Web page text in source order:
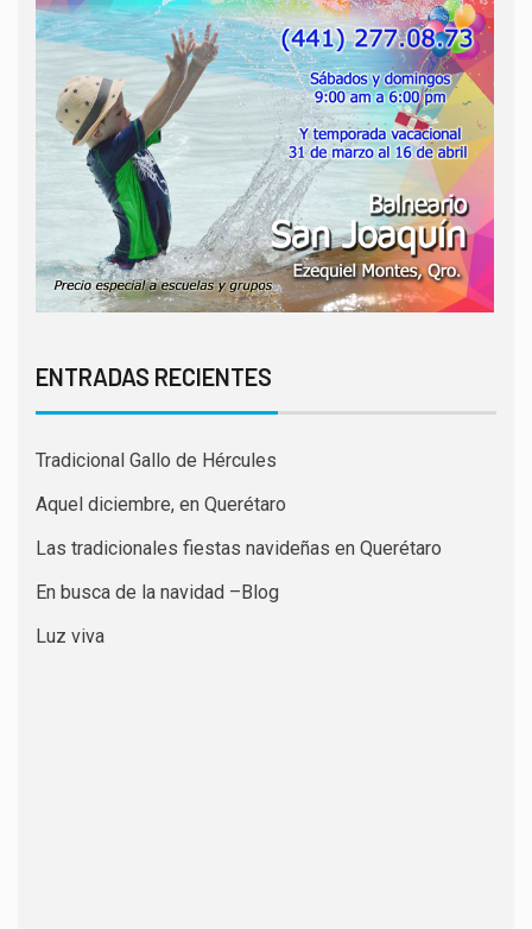
ENTRADAS RECIENTES
Tradicional Gallo de Hércules
Aquel diciembre, en Querétaro
Las tradicionales fiestas navideñas en Querétaro
En busca de la navidad –Blog
Luz viva